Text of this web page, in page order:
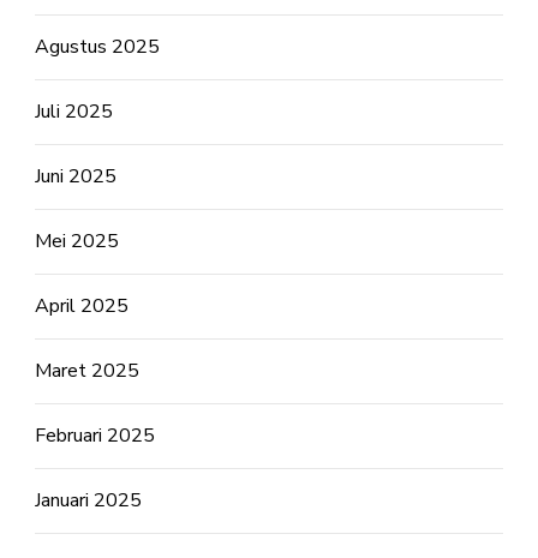
Agustus 2025
Juli 2025
Juni 2025
Mei 2025
April 2025
Maret 2025
Februari 2025
Januari 2025